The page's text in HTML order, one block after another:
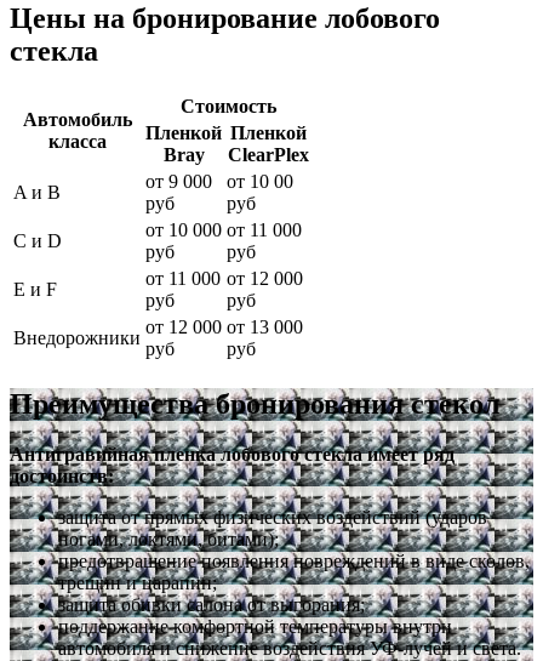
Цены на бронирование лобового
стекла
Автомобиль
класса
Стоимость
Пленкой
Bray
Пленкой
ClearPlex
A и B
от 9 000
руб
от 10 00
руб
C и D
от 10 000
руб
от 11 000
руб
E и F
от 11 000
руб
от 12 000
руб
Внедорожники
от 12 000
руб
от 13 000
руб
Преимущества бронирования стекол
Антигравийная пленка лобового стекла имеет ряд
достоинств:
защита от прямых физических воздействий (ударов
ногами, локтями, битами);
предотвращение появления повреждений в виде сколов,
трещин и царапин;
защита обивки салона от выгорания;
поддержание комфортной температуры внутри
автомобиля и снижение воздействия УФ-лучей и света.